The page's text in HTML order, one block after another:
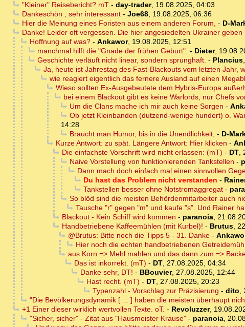
"Kleiner" Reisebericht? mT- day-trader, 19.08.2025, 04:03
Dankeschön , sehr interessant- Joe68, 19.08.2025, 06:36
Hier die Meinung eines Foristen aus einem anderen Forum, - D-
Danke! Leider oft vergessen. Die hier angesiedelten Ukrainer geben
Hoffnung auf was?- Ankawor, 19.08.2025, 12:51
manchmal hilft die "Gnade der frühen Geburt". - Dieter,
Geschichte verläuft nicht linear, sondern sprunghaft. - Plancius,
Ja, heute ist Jahrestag des Fast-Blackouts vom letzten Jahr,
wie reagiert eigentlich das fernere Ausland auf einen
Wieso sollten Ex-Ausgebeutete dem Hybris-Europa
bei einem Blackout gibt es keine Warlords, nur Chefs
Um die Clans mache ich mir auch keine Sorgen -
Ob jetzt Kleinbanden (dutzend-wenige hundert) o.
14:28
Braucht man Humor, bis in die Unendlichkeit, - D-
Kurze Antwort: zu spät. Längere Antwort: Hier klicken -
Die einfachste Vorschrift wird nicht erlassen: (mT) - DT,
Naive Vorstellung von funktionierenden Tankstellen -
Dann mach doch einfach mal einen sinnvollen
Du hast das Problem nicht verstanden -
Tankstellen besser ohne Notstromaggregat-
So blöd sind die meisten Behördenmitarbeiter auch
Tausche "r" gegen "m" und kaufe "s". Und Rainer
Blackout - Kein Schiff wird kommen - paranoia,
Handbetriebene Kaffeemühlen (mit Kurbel)! - Brutus,
@Brutus: Bitte noch die Tipps 5 - 31. Danke-
Hier noch die echten handbetriebenen
aus Korn => Mehl mahlen und das dann zum =>
Das ist inkorrekt. (mT) - DT, 27.08.2025, 04:34
Danke sehr, DT! - BBouvier, 27.08.2025, 12:44
Hast recht. (mT) - DT, 27.08.2025, 20:23
Typenzahl - Vorschlag zur Präzisierung - dito,
"Die Bevölkerungsdynamik [ ... ] haben die meisten überhaupt
+1 Einer dieser wirklich wertvollen Texte. oT. - Revoluzzer,
"Sicher, sicher" - Zitat aus "Hausmeister Krause"- paranoia,